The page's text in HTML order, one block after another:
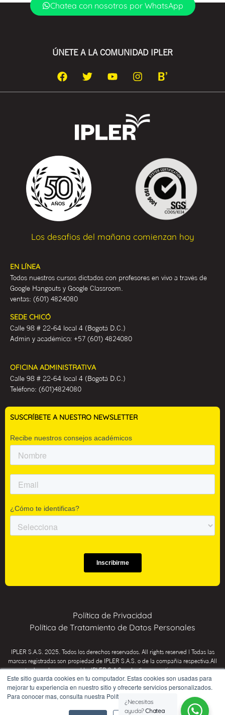
Este sitio guarda cookies en tu computador. Estas cookies son usadas para
mejorar tu experiencia en nuestro sitio y ofrecerte servicios personalizados.
Para conocer mas, consulta nuestra Política de Privacidad.
Chatea con nosotros por WhatsApp
ÚNETE A LA COMUNIDAD IPLER
Los desafios del mañana comienzan hoy
EN LÍNEA
Todos nuestros cursos dictados con profesores en vivo a través de
Google Hangouts y Google Classroom.
ventas: (601) 4824080
SEDE CHICÓ
Calle 98 # 22-64 local 4 (Bogotá D.C.)
Admin y académico: +57 (601) 4824080
OFICINA ADMINISTRATIVA
Calle 98 # 22-64 local 4 (Bogotá D.C.)
Teléfono: (601)4824080
SUSCRÍBETE A NUESTRO NEWSLETTER
Política de Privacidad
Política de Tratamiento de Datos Personales
IPLER S.A.S. 2025. Todos los derechos reservados. All rights reserved | Todas las
marcas registradas son propiedad de IPLER S.A.S. o de la compañía respectiva.All
trademarks are owned by IPLER S.A.S. or by the respective company.
INSTITUTO PSICOTÉCNICO IPLER: Educación para el trabajo y el desarrollo
humano (CHICÓ Res. SED 02-0036, Inspección y vigilancia Secretaría de
Educación de Bogotá D.C.) y Educación Informal (no conduce a título o certificado).
¿Necesitas
ayuda?Chatea